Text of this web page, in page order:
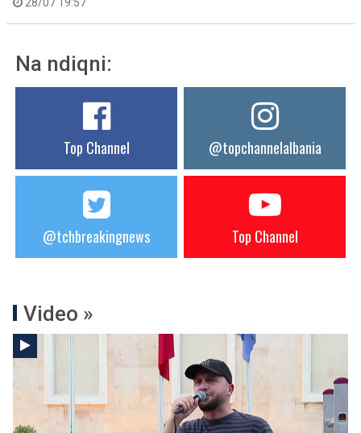
Na ndiqni:
Top Channel @topchannelalbania
@tchbreakingnews Top Channel
Video »